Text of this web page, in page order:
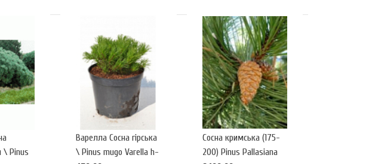
\ Pinus
Варелла Сосна гірська
\ Pinus mugo Varella h-
Сосна кримська (175-
200) Pinus Pallasiana